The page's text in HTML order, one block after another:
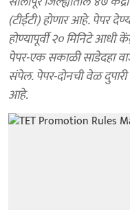
(टीईटी) होणार आहे. पेपर
होण्यापूर्वी २० मिनिटे
पेपर-एक सकाळी साडेदहा
संपेल. पेपर-दोनची वेळ
आहे.